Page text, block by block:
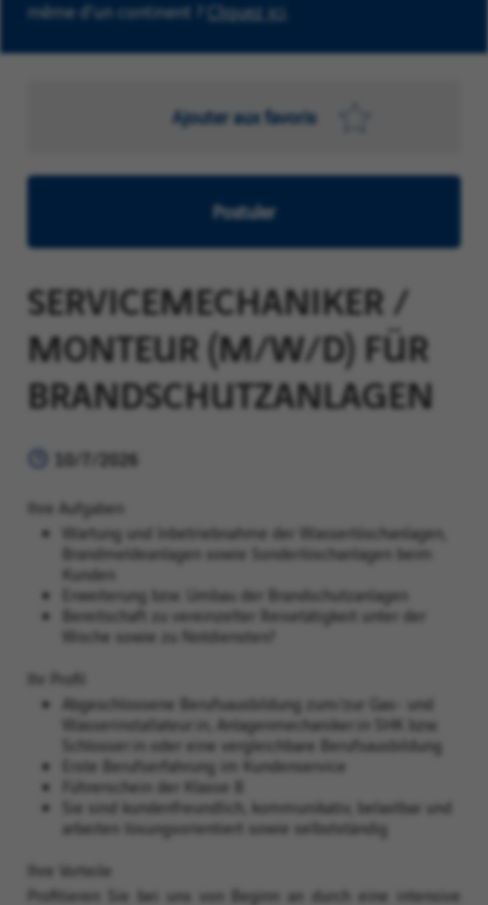
même d'un continent ? Cliquez ici
Ajouter aux favoris
Postuler
SERVICEMECHANIKER /
MONTEUR (M/W/D) FÜR
BRANDSCHUTZANLAGEN
10/7/2026
Ihre Aufgaben
Wartung und Inbetriebnahme der Wasserlöschanlagen,
Brandmeldeanlagen sowie Sonderlöschanlagen beim
Kunden
Erweiterung bzw. Umbau der Brandschutzanlagen
Bereitschaft zu vereinzelter Reisetätigkeit unter der
Woche sowie zu Notdiensten?
Ihr Profil
Abgeschlossene Berufsausbildung zum/zur Gas- und
Wasserinstallateur:in, Anlagenmechaniker:in SHK bzw.
Schlosser:in oder eine vergleichbare Berufsausbildung
Erste Berufserfahrung im Kundenservice
Führerschein der Klasse B
Sie sind kundenfreundlich, kommunikativ, belastbar und
arbeiten lösungsorientiert sowie selbstständig
Ihre Vorteile
Profitieren Sie bei uns von Beginn an durch eine intensive